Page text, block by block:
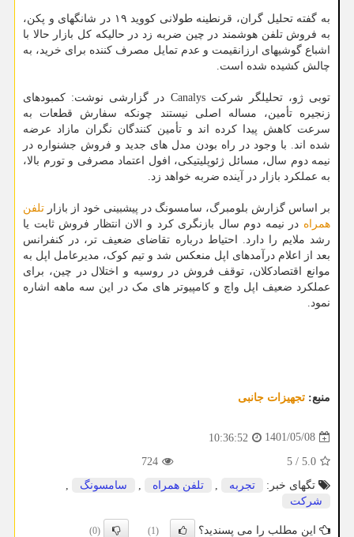
به گفته تحلیل گران، قرنطینه طولانی کووید ۱۹ در شانگهای و پکن،
به فروش تلفن هوشمند در چین ضربه زد در حالیکه کل بازار حالا با
اشباع گوشیهای ارزانقیمت و عدم تمایل مصرف کننده برای خرید، به
چالش کشیده شده است.
توبی ژو، تحلیلگر شرکت Canalys در گزارشی نوشت: کمبودهای
زنجیره تأمین، مساله اصلی نیستند چونکه سفارش قطعات به
سرعت کاهش پیدا کرده اند و تأمین کنندگان نگران مازاد عرضه
شده اند. با وجود در راه بودن مدل های جدید و فروش جشنواره در
نیمه دوم سال، مسائل ژئوپلیتیکی، افول اعتماد مصرفی و تورم بالا،
به عملکرد بازار در آینده ضربه خواهد زد.
بر اساس گزارش بلومبرگ، سامسونگ در پیشبینی خود از بازار تلفن
همراه در نیمه دوم سال بازنگری کرد و الان انتظار فروش ثابت یا
رشد ملایم را دارد. احتیاط درباره تقاضای ضعیف تر، در کنفرانس
بعد از اعلام درآمدهای اپل منعکس شد و تیم کوک، مدیرعامل اپل به
موانع اقتصادکلان، توقف فروش در روسیه و اختلال در چین، برای
عملکرد ضعیف اپل واچ و کامپیوتر های مک در این سه ماهه اشاره
نمود.
منبع: تجهیزات جانبی
1401/05/08
10:36:52
5.0
/
5
724
تگهای خبر:
تجربه , تلفن همراه , سامسونگ
,
شركت
این مطلب را می پسندید؟ (1)
(0)